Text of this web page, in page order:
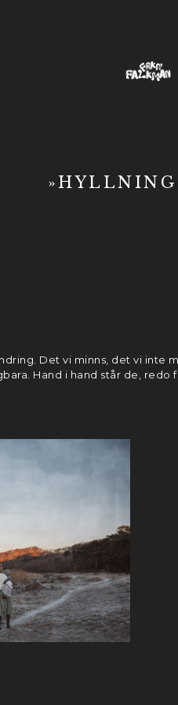
Det vi minns, det vi inte
Hand i hand står de, redo